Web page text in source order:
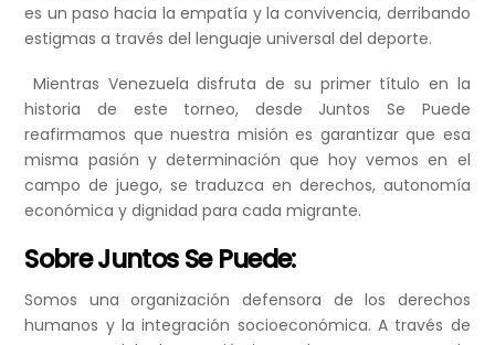
es un paso hacia la empatía y la convivencia, derribando
estigmas a través del lenguaje universal del deporte.
Mientras Venezuela disfruta de su primer título en la
historia de este torneo, desde Juntos Se Puede
reafirmamos que nuestra misión es garantizar que esa
misma pasión y determinación que hoy vemos en el
campo de juego, se traduzca en derechos, autonomía
económica y dignidad para cada migrante.
Sobre Juntos Se Puede:
Somos una organización defensora de los derechos
humanos y la integración socioeconómica. A través de